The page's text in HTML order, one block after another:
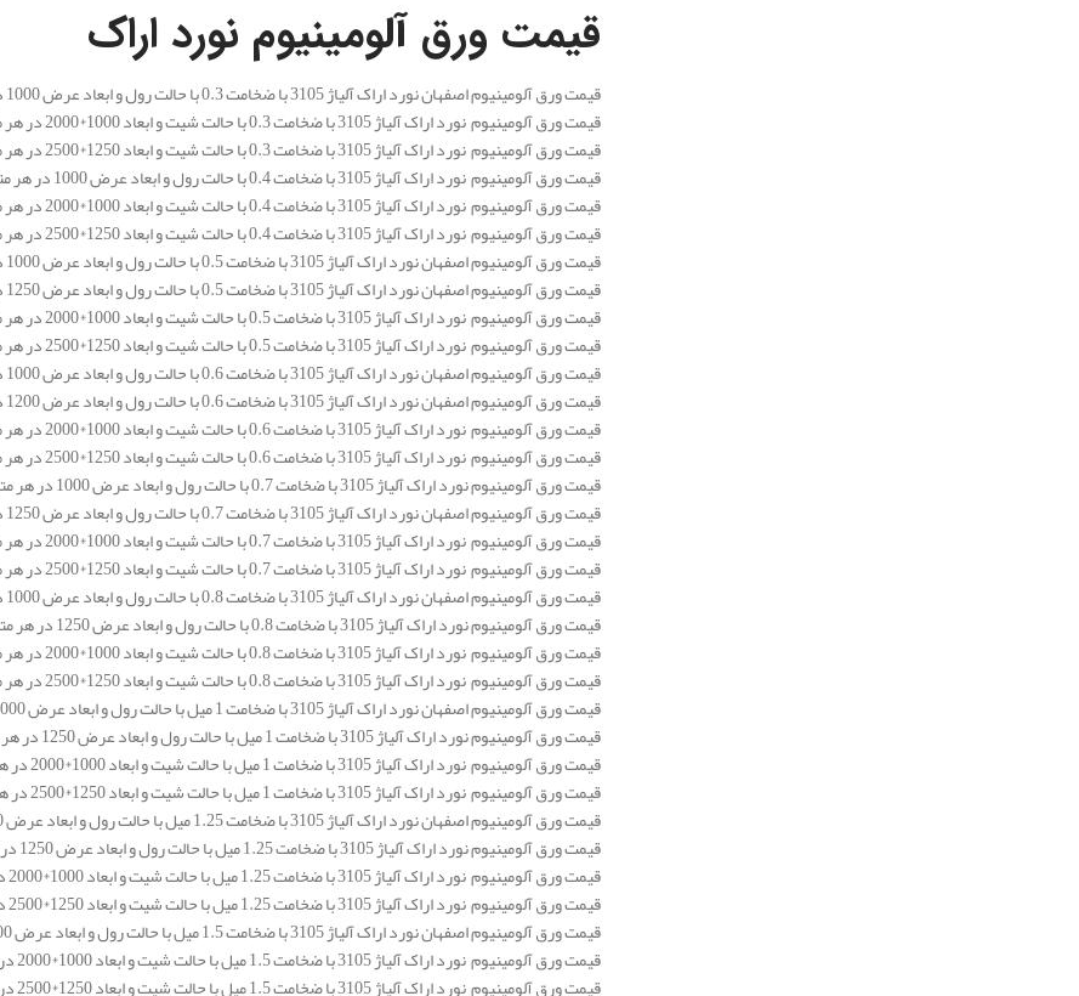
قیمت ورق آلومینیوم نورد اراک
قیمت ورق آلومینیوم اصفهان نورد اراک آلیاژ 3105 با ضخامت 0.3 با حالت رول و ابعاد عرض 1000 در هر متر مربع 282.730 تومان می باشد.
قیمت ورق آلومینیوم نورد اراک آلیاژ 3105 با ضخامت 0.3 با حالت شیت و ابعاد 1000*2000 در هر متر مربع 282.730 تومان می باشد.
قیمت ورق آلومینیوم نورد اراک آلیاژ 3105 با ضخامت 0.3 با حالت شیت و ابعاد 1250*2500 در هر متر مربع 282.730 تومان می باشد.
قیمت ورق آلومینیوم نورد اراک آلیاژ 3105 با ضخامت 0.4 با حالت رول و ابعاد عرض 1000 در هر متر مربع 282.730 تومان می باشد.
قیمت ورق آلومینیوم نورد اراک آلیاژ 3105 با ضخامت 0.4 با حالت شیت و ابعاد 1000*2000 در هر متر مربع 282.730 تومان می باشد.
قیمت ورق آلومینیوم نورد اراک آلیاژ 3105 با ضخامت 0.4 با حالت شیت و ابعاد 1250*2500 در هر متر مربع 282.730 تومان می باشد.
قیمت ورق آلومینیوم اصفهان نورد اراک آلیاژ 3105 با ضخامت 0.5 با حالت رول و ابعاد عرض 1000 در هر متر مربع 282.730 تومان می باشد.
قیمت ورق آلومینیوم اصفهان نورد اراک آلیاژ 3105 با ضخامت 0.5 با حالت رول و ابعاد عرض 1250 در هر متر مربع 282.730 تومان می باشد.
قیمت ورق آلومینیوم نورد اراک آلیاژ 3105 با ضخامت 0.5 با حالت شیت و ابعاد 1000*2000 در هر متر مربع 282.730 تومان می باشد.
قیمت ورق آلومینیوم نورد اراک آلیاژ 3105 با ضخامت 0.5 با حالت شیت و ابعاد 1250*2500 در هر متر مربع 282.730 تومان می باشد.
قیمت ورق آلومینیوم اصفهان نورد اراک آلیاژ 3105 با ضخامت 0.6 با حالت رول و ابعاد عرض 1000 در هر متر مربع 282.730 تومان می باشد.
قیمت ورق آلومینیوم اصفهان نورد اراک آلیاژ 3105 با ضخامت 0.6 با حالت رول و ابعاد عرض 1200 در هر متر مربع 282.730 تومان می باشد.
قیمت ورق آلومینیوم نورد اراک آلیاژ 3105 با ضخامت 0.6 با حالت شیت و ابعاد 1000*2000 در هر متر مربع 282.730 تومان می باشد.
قیمت ورق آلومینیوم نورد اراک آلیاژ 3105 با ضخامت 0.6 با حالت شیت و ابعاد 1250*2500 در هر متر مربع 282.730 تومان می باشد.
قیمت ورق آلومینیوم نورد اراک آلیاژ 3105 با ضخامت 0.7 با حالت رول و ابعاد عرض 1000 در هر متر مربع 282.730 تومان می باشد.
قیمت ورق آلومینیوم اصفهان نورد اراک آلیاژ 3105 با ضخامت 0.7 با حالت رول و ابعاد عرض 1250 در هر متر مربع 282.730 تومان می باشد.
قیمت ورق آلومینیوم نورد اراک آلیاژ 3105 با ضخامت 0.7 با حالت شیت و ابعاد 1000*2000 در هر متر مربع 282.730 تومان می باشد.
قیمت ورق آلومینیوم نورد اراک آلیاژ 3105 با ضخامت 0.7 با حالت شیت و ابعاد 1250*2500 در هر متر مربع 282.730 تومان می باشد.
قیمت ورق آلومینیوم اصفهان نورد اراک آلیاژ 3105 با ضخامت 0.8 با حالت رول و ابعاد عرض 1000 در هر متر مربع 282.730 تومان می باشد.
قیمت ورق آلومینیوم نورد اراک آلیاژ 3105 با ضخامت 0.8 با حالت رول و ابعاد عرض 1250 در هر متر مربع 282.730 تومان می باشد.
قیمت ورق آلومینیوم نورد اراک آلیاژ 3105 با ضخامت 0.8 با حالت شیت و ابعاد 1000*2000 در هر متر مربع 282.730 تومان می باشد.
قیمت ورق آلومینیوم نورد اراک آلیاژ 3105 با ضخامت 0.8 با حالت شیت و ابعاد 1250*2500 در هر متر مربع 282.730 تومان می باشد.
قیمت ورق آلومینیوم اصفهان نورد اراک آلیاژ 3105 با ضخامت 1 میل با حالت رول و ابعاد عرض 1000 در هر متر مربع 282.730 تومان می باشد.
قیمت ورق آلومینیوم نورد اراک آلیاژ 3105 با ضخامت 1 میل با حالت رول و ابعاد عرض 1250 در هر متر مربع 282.730 تومان می باشد.
قیمت ورق آلومینیوم نورد اراک آلیاژ 3105 با ضخامت 1 میل با حالت شیت و ابعاد 1000*2000 در هر متر مربع 282.730 تومان می باشد.
قیمت ورق آلومینیوم نورد اراک آلیاژ 3105 با ضخامت 1 میل با حالت شیت و ابعاد 1250*2500 در هر متر مربع 282.730 تومان می باشد.
قیمت ورق آلومینیوم اصفهان نورد اراک آلیاژ 3105 با ضخامت 1.25 میل با حالت رول و ابعاد عرض 1000 در هر متر مربع 282.730 تومان می باشد.
قیمت ورق آلومینیوم نورد اراک آلیاژ 3105 با ضخامت 1.25 میل با حالت رول و ابعاد عرض 1250 در هر متر مربع 282.730 تومان می باشد.
قیمت ورق آلومینیوم نورد اراک آلیاژ 3105 با ضخامت 1.25 میل با حالت شیت و ابعاد 1000*2000 در هر متر مربع 282.730 تومان می باشد.
قیمت ورق آلومینیوم نورد اراک آلیاژ 3105 با ضخامت 1.25 میل با حالت شیت و ابعاد 1250*2500 در هر متر مربع 282.730 تومان می باشد.
قیمت ورق آلومینیوم اصفهان نورد اراک آلیاژ 3105 با ضخامت 1.5 میل با حالت رول و ابعاد عرض 1000 در هر متر مربع 282.730 تومان می باشد.
قیمت ورق آلومینیوم نورد اراک آلیاژ 3105 با ضخامت 1.5 میل با حالت شیت و ابعاد 1000*2000 در هر متر مربع 282.730 تومان می باشد.
قیمت ورق آلومینیوم نورد اراک آلیاژ 3105 با ضخامت 1.5 میل با حالت شیت و ابعاد 1250*2500 در هر متر مربع 282.730 تومان می باشد.